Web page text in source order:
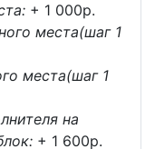
+ 1 000p.
места(шаг 1
места(шаг 1
на
+ 1 600p.